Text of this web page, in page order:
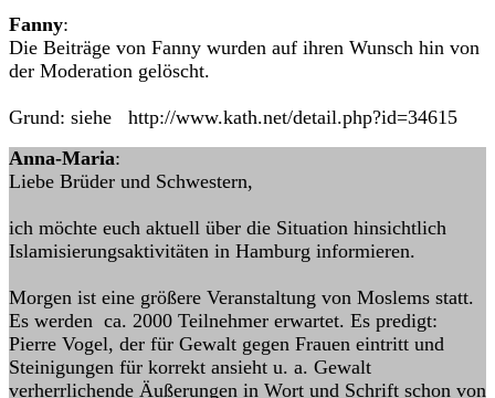
Fanny:
Die Beiträge von Fanny wurden auf ihren Wunsch hin von
der Moderation gelöscht.
Grund: siehe http://www.kath.net/detail.php?id=34615
Anna-Maria:
Liebe Brüder und Schwestern,
ich möchte euch aktuell über die Situation hinsichtlich
Islamisierungsaktivitäten in Hamburg informieren.
Morgen ist eine größere Veranstaltung von Moslems statt.
Es werden ca. 2000 Teilnehmer erwartet. Es predigt:
Pierre Vogel, der für Gewalt gegen Frauen eintritt und
Steinigungen für korrekt ansieht u. a. Gewalt
verherrlichende Äußerungen in Wort und Schrift schon von